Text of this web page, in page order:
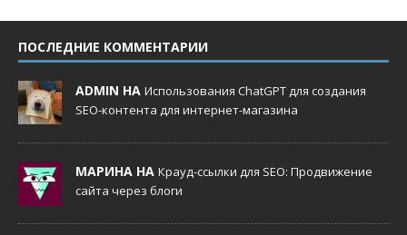
ПОСЛЕДНИЕ КОММЕНТАРИИ
ADMIN НА Использования ChatGPT для создания
SEO-контента для интернет-магазина
МАРИНА НА Крауд-ссылки для SEO: Продвижение
сайта через блоги